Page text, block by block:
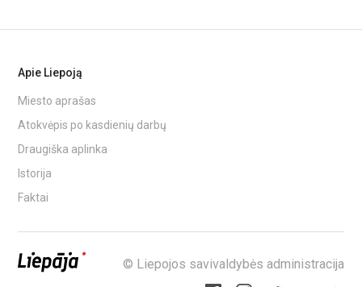
Apie Liepoją
Miesto aprašas
Atokvėpis po kasdienių darbų
Draugiška aplinka
Istorija
Faktai
© Liepojos savivaldybės administracija